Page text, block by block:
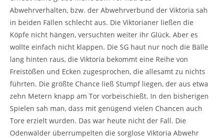
Abwehrverhalten, bzw. der Abwehrverbund der Viktoria sah
in beiden Fällen schlecht aus. Die Viktorianer ließen die
Köpfe nicht hängen, versuchten weiter ihr Glück. Aber es
wollte einfach nicht klappen. Die SG haut nur noch die Bälle
lang hinten raus, die Viktoria bekommt eine Reihe von
Freistößen und Ecken zugesprochen, die allesamt zu nichts
führten. Die größte Chance ließ Stumpf liegen, der aus etwa
zehn Metern knapp am Tor vorbeischießt. In den bisherigen
Spielen sah man, dass mit genügend vielen Chancen auch
Tore erzielt wurden. Das war heute nicht der Fall. Die
Odenwälder überrumpelten die sorglose Viktoria Abwehr